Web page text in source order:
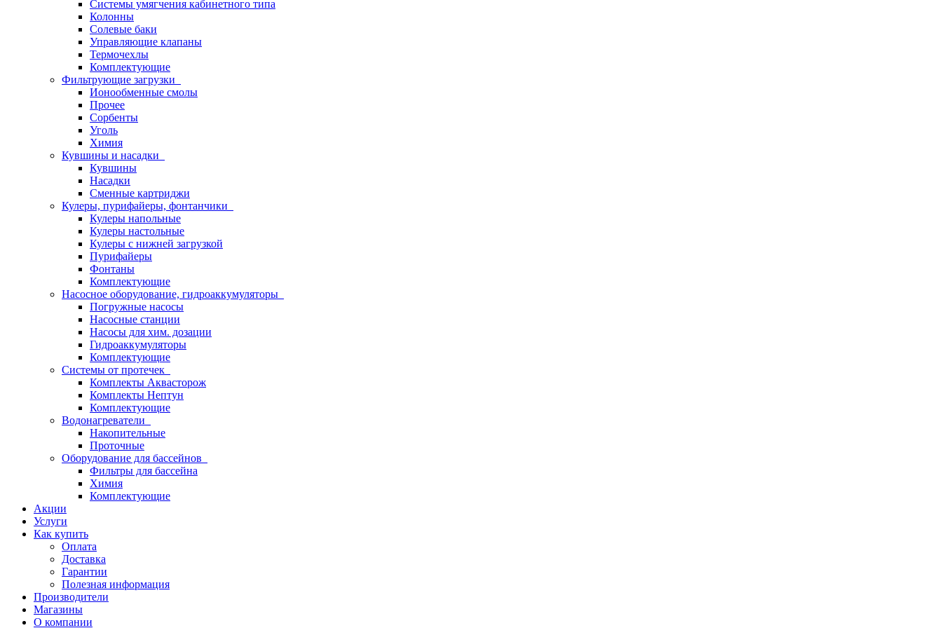
Системы умягчения кабинетного типа
Колонны
Солевые баки
Управляющие клапаны
Термочехлы
Комплектующие
Фильтрующие загрузки
Ионообменные смолы
Прочее
Сорбенты
Уголь
Химия
Кувшины и насадки
Кувшины
Насадки
Сменные картриджи
Кулеры, пурифайеры, фонтанчики
Кулеры напольные
Кулеры настольные
Кулеры с нижней загрузкой
Пурифайеры
Фонтаны
Комплектующие
Насосное оборудование, гидроаккумуляторы
Погружные насосы
Насосные станции
Насосы для хим. дозации
Гидроаккумуляторы
Комплектующие
Системы от протечек
Комплекты Аквасторож
Комплекты Нептун
Комплектующие
Водонагреватели
Накопительные
Проточные
Оборудование для бассейнов
Фильтры для бассейна
Химия
Комплектующие
Акции
Услуги
Как купить
Оплата
Доставка
Гарантии
Полезная информация
Производители
Магазины
О компании